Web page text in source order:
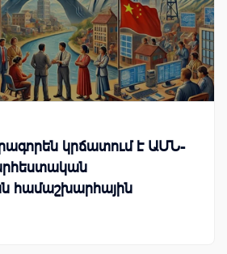
կրճատում է ԱՄՆ-
համաշխարհային